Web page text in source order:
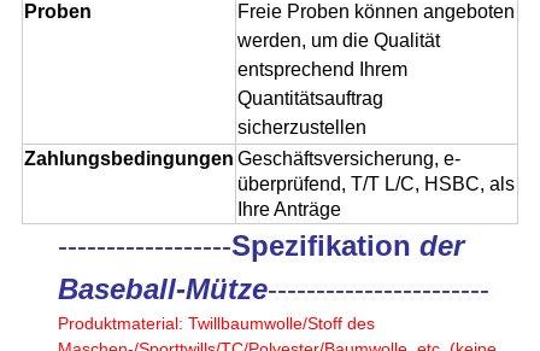
Proben
Freie Proben können angeboten
werden, um die Qualität
entsprechend Ihrem
Quantitätsauftrag
sicherzustellen
Zahlungsbedingungen Geschäftsversicherung, e-
überprüfend, T/T L/C, HSBC, als
Ihre Anträge
------------------Spezifikation der
Baseball-Mütze-----------------------
Produktmaterial: Twillbaumwolle/Stoff des